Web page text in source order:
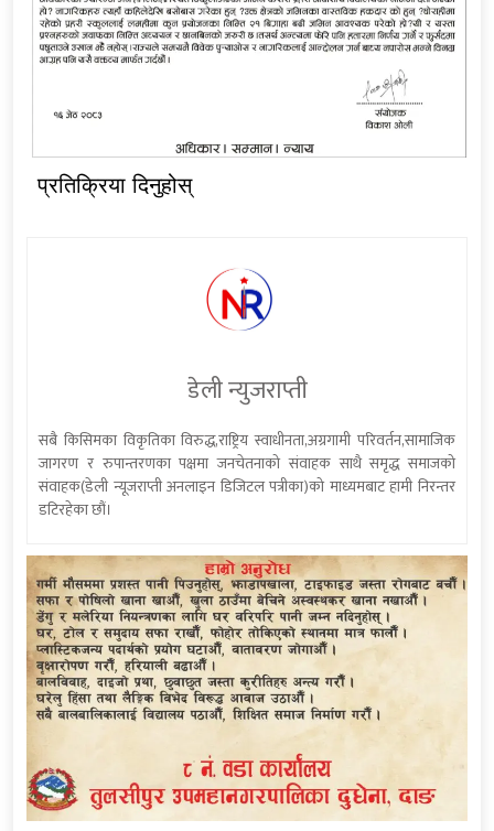
प्रतिक्रिया दिनुहोस्
डेली न्युजराप्ती
सबै किसिमका विकृतिका विरुद्ध,राष्ट्रिय स्वाधीनता,अग्रगामी परिवर्तन,सामाजिक
जागरण र रुपान्तरणका पक्षमा जनचेतनाको संवाहक साथै समृद्ध समाजको
संवाहक(डेली न्यूजराप्ती अनलाइन डिजिटल पत्रीका)को माध्यमबाट हामी निरन्तर
डटिरहेका छौं।